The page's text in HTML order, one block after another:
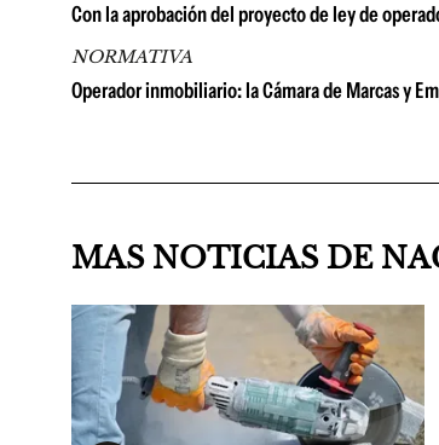
Con la aprobación del proyecto de ley de
NORMATIVA
Operador inmobiliario: la Cámara de Marcas y
MAS NOTICIAS DE